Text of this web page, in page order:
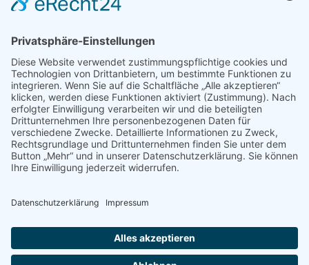
Adresse
Landgasthof Wörnitz Stuben
Inh. Karl Kirsch